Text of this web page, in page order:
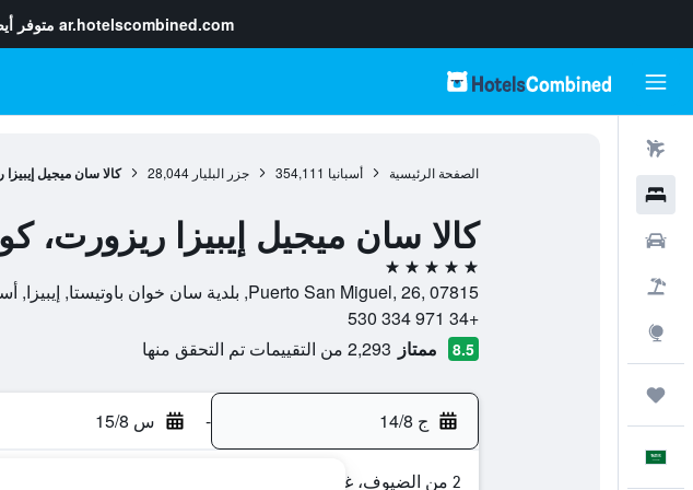
ar.hotelscombined.com متوفر
الصفحة الرئيسية أسبانيا 354,111 جزر البليار 28,044 كالا سان ميجيل
كالا سان ميجيل إيبيزا ريزورت،
5 نجوم
Puerto San Miguel, 26, 07815, بلدية سان خوان باوتيستا, إيبيزا, أسبانيا
+34 971 334 530
8.5 ممتاز 2,293 من التقييمات تم التحقق منها
ج 14/8 - س 15/8
2 من الضيوف، غرفة واحدة